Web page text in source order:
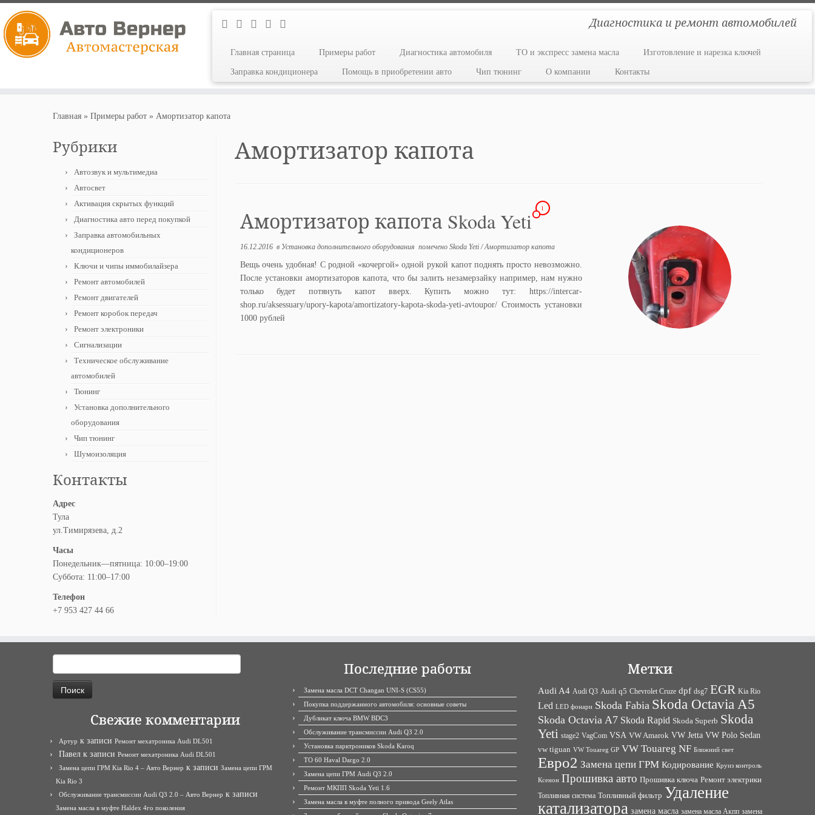
Диагностика и ремонт автомобилей
Главная страница Примеры работ Диагностика автомобиля ТО и экспресс замена масла Изготовление и нарезка ключей
Заправка кондиционера Помощь в приобретении авто Чип тюнинг О компании Контакты
Главная » Примеры работ » Амортизатор капота
Рубрики
Автозвук и мультимедиа
Автосвет
Активация скрытых функций
Диагностика авто перед покупкой
Заправка автомобильных
кондиционеров
Ключи и чипы иммобилайзера
Ремонт автомобилей
Ремонт двигателей
Ремонт коробок передач
Ремонт электроники
Сигнализации
Техническое обслуживание
автомобилей
Тюнинг
Установка дополнительного
оборудования
Чип тюнинг
Шумоизоляция
Контакты
Адрес
Тула
ул.Тимирязева, д.2
Часы
Понедельник—пятница: 10:00–19:00
Суббота: 11:00–17:00
Телефон
+7 953 427 44 66
Амортизатор капота
Амортизатор капота Skoda Yeti 1
16.12.2016в Установка дополнительного оборудования помечено Skoda Yeti/Амортизатор капота
Вещь очень удобная! С родной «кочергой» одной рукой капот поднять просто невозможно.
После установки амортизаторов капота, что бы залить незамерзайку например, нам нужно
только будет потянуть капот вверх. Купить можно тут: https://intercar-
shop.ru/aksessuary/upory-kapota/amortizatory-kapota-skoda-yeti-avtoupor/ Стоимость установки
1000 рублей
Свежие комментарии
Артур к записи Ремонт мехатроника Audi DL501
Павел к записи Ремонт мехатроника Audi DL501
Замена цепи ГРМ Kia Rio 4 – Авто Вернер к записи Замена цепи ГРМ
Kia Rio 3
Обслуживание трансмиссии Audi Q3 2.0 – Авто Вернер к записи
Замена масла в муфте Haldex 4го поколения
Последние работы
Замена масла DCT Changan UNI-S (CS55)
Покупка поддержанного автомобиля: основные советы
Дубликат ключа BMW BDC3
Обслуживание трансмиссии Audi Q3 2.0
Установка парктроников Skoda Karoq
ТО 60 Haval Dargo 2.0
Замена цепи ГРМ Audi Q3 2.0
Ремонт МКПП Skoda Yeti 1.6
Замена масла в муфте полного привода Geely Atlas
Метки
Audi A4 Audi Q3 Audi q5 Chevrolet Cruze dpf dsg7 EGR Kia Rio
Led LED фонари Skoda Fabia Skoda Octavia A5
Skoda Octavia A7 Skoda Rapid Skoda Superb Skoda
Yeti stage2 VagCom VSA VW Amarok VW Jetta VW Polo Sedan
vw tiguan VW Touareg GP VW Touareg NF Ближний свет
Евро2 Замена цепи ГРМ Кодирование Круиз контроль
Ксенон Прошивка авто Прошивка ключа Ремонт электрики
Топливная система Топливный фильтр Удаление
катализатора замена масла замена масла Акпп замена